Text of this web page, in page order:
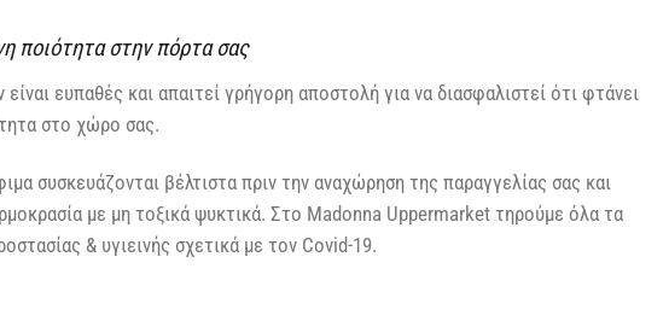
ποιότητα στην πόρτα σας
ευπαθές και απαιτεί γρήγορη αποστολή για να διασφαλιστεί ότι φτάνει
στο χώρο σας.
συσκευάζονται βέλτιστα πριν την αναχώρηση της παραγγελίας σας και
με μη τοξικά ψυκτικά. Στο Madonna Uppermarket τηρούμε όλα τα
& υγιεινής σχετικά με τον Covid-19.